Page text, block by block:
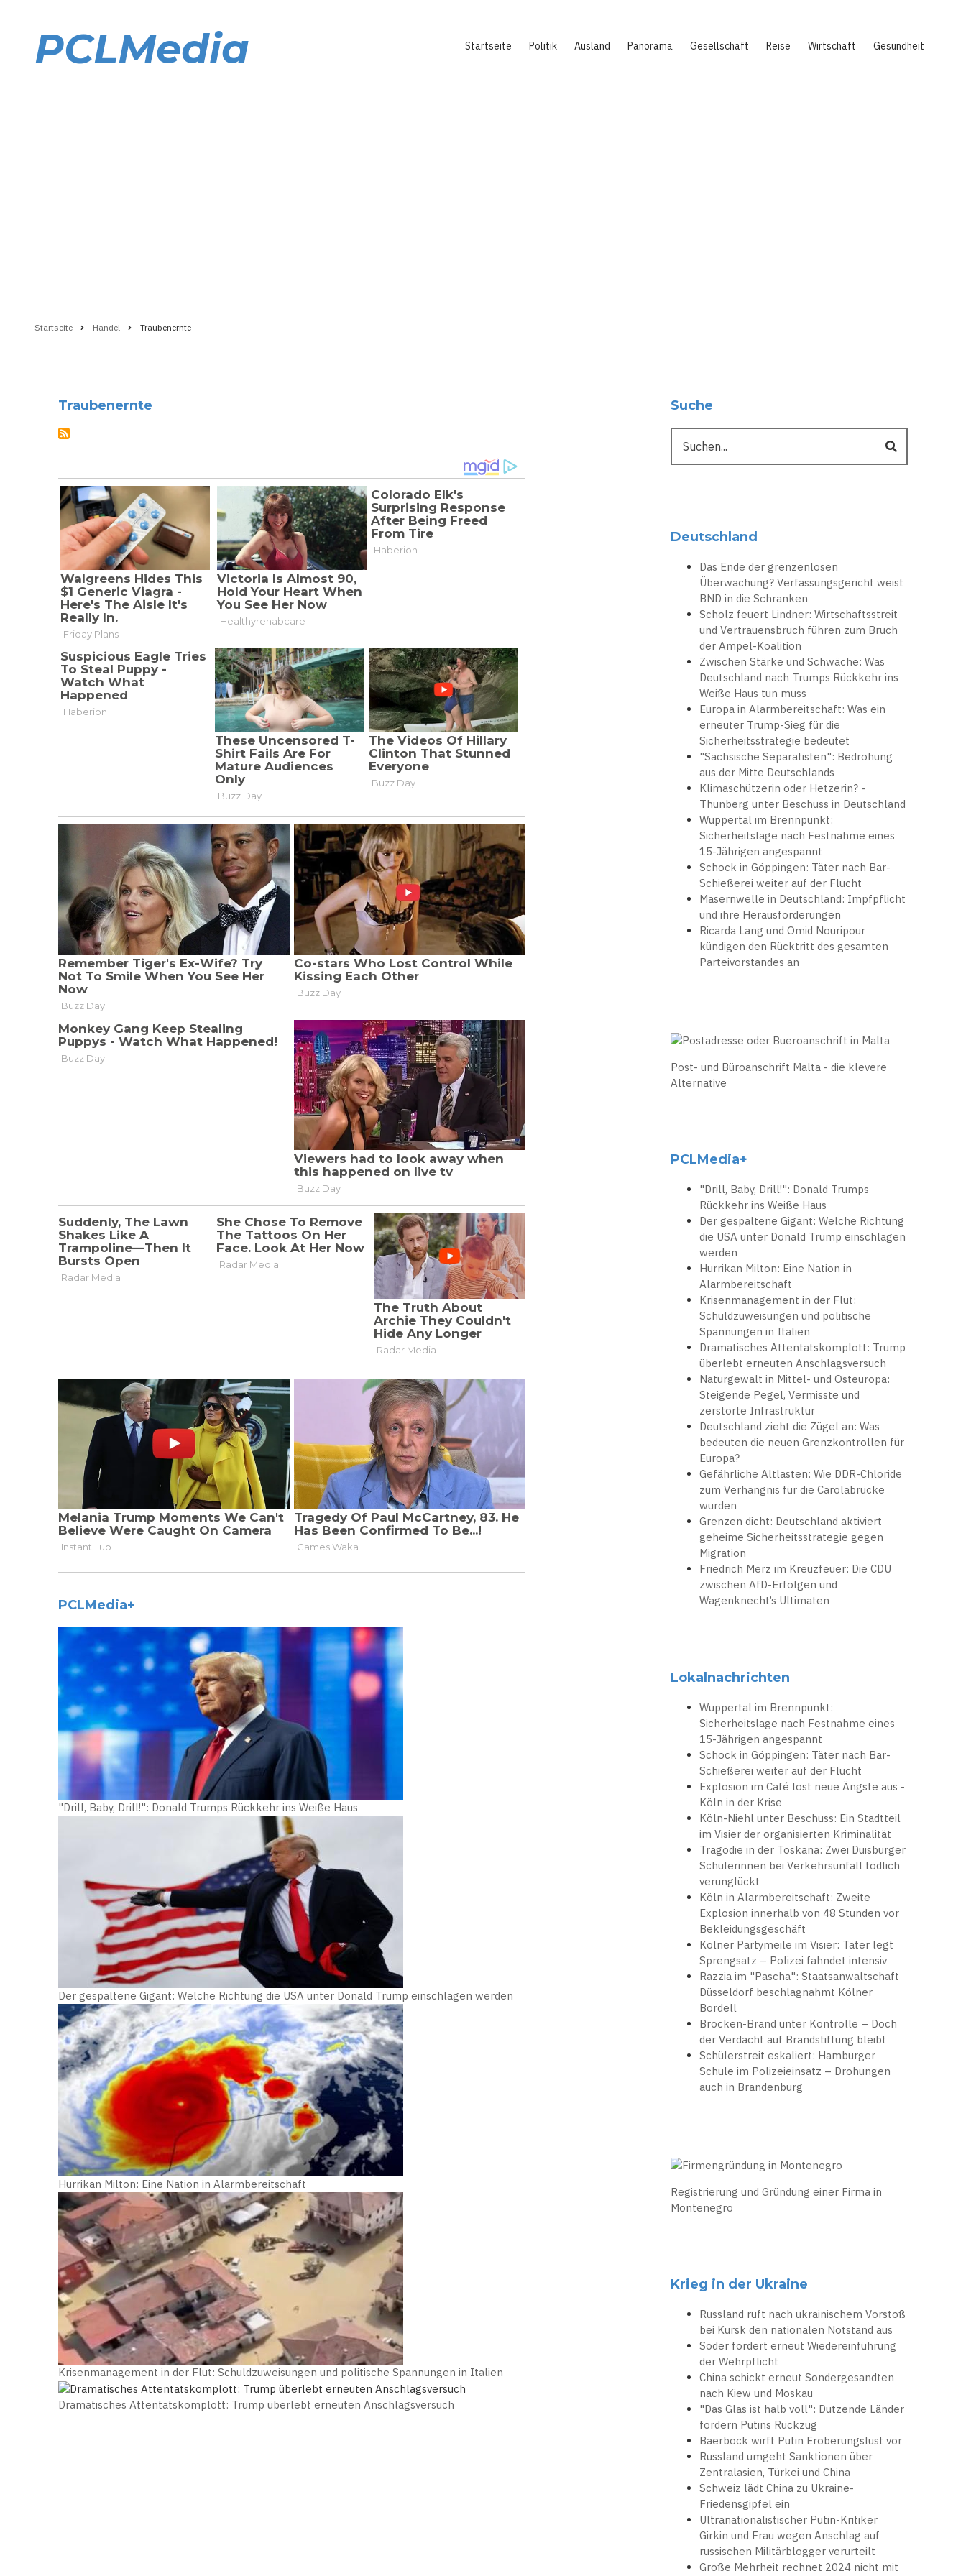
PCLMedia Startseite Politik Ausland Panorama Gesellschaft Reise Wirtschaft Gesundheit
Startseite Handel Traubenernte
Traubenernte
PCLMedia+
"Drill, Baby, Drill!": Donald Trumps Rückkehr ins Weiße Haus
Der gespaltene Gigant: Welche Richtung die USA unter Donald Trump einschlagen werden
Hurrikan Milton: Eine Nation in Alarmbereitschaft
Krisenmanagement in der Flut: Schuldzuweisungen und politische Spannungen in Italien
Dramatisches Attentatskomplott: Trump überlebt erneuten Anschlagsversuch
Suche
Deutschland
Das Ende der grenzenlosen
Überwachung? Verfassungsgericht weist
BND in die Schranken
Scholz feuert Lindner: Wirtschaftsstreit
und Vertrauensbruch führen zum Bruch
der Ampel-Koalition
Zwischen Stärke und Schwäche: Was
Deutschland nach Trumps Rückkehr ins
Weiße Haus tun muss
Europa in Alarmbereitschaft: Was ein
erneuter Trump-Sieg für die
Sicherheitsstrategie bedeutet
"Sächsische Separatisten": Bedrohung
aus der Mitte Deutschlands
Klimaschützerin oder Hetzerin? -
Thunberg unter Beschuss in Deutschland
Wuppertal im Brennpunkt:
Sicherheitslage nach Festnahme eines
15-Jährigen angespannt
Schock in Göppingen: Täter nach Bar-
Schießerei weiter auf der Flucht
Masernwelle in Deutschland: Impfpflicht
und ihre Herausforderungen
Ricarda Lang und Omid Nouripour
kündigen den Rücktritt des gesamten
Parteivorstandes an
Post- und Büroanschrift Malta - die klevere
Alternative
PCLMedia+
"Drill, Baby, Drill!": Donald Trumps
Rückkehr ins Weiße Haus
Der gespaltene Gigant: Welche Richtung
die USA unter Donald Trump einschlagen
werden
Hurrikan Milton: Eine Nation in
Alarmbereitschaft
Krisenmanagement in der Flut:
Schuldzuweisungen und politische
Spannungen in Italien
Dramatisches Attentatskomplott: Trump
überlebt erneuten Anschlagsversuch
Naturgewalt in Mittel- und Osteuropa:
Steigende Pegel, Vermisste und
zerstörte Infrastruktur
Deutschland zieht die Zügel an: Was
bedeuten die neuen Grenzkontrollen für
Europa?
Gefährliche Altlasten: Wie DDR-Chloride
zum Verhängnis für die Carolabrücke
wurden
Grenzen dicht: Deutschland aktiviert
geheime Sicherheitsstrategie gegen
Migration
Friedrich Merz im Kreuzfeuer: Die CDU
zwischen AfD-Erfolgen und
Wagenknecht’s Ultimaten
Lokalnachrichten
Wuppertal im Brennpunkt:
Sicherheitslage nach Festnahme eines
15-Jährigen angespannt
Schock in Göppingen: Täter nach Bar-
Schießerei weiter auf der Flucht
Explosion im Café löst neue Ängste aus -
Köln in der Krise
Köln-Niehl unter Beschuss: Ein Stadtteil
im Visier der organisierten Kriminalität
Tragödie in der Toskana: Zwei Duisburger
Schülerinnen bei Verkehrsunfall tödlich
verunglückt
Köln in Alarmbereitschaft: Zweite
Explosion innerhalb von 48 Stunden vor
Bekleidungsgeschäft
Kölner Partymeile im Visier: Täter legt
Sprengsatz – Polizei fahndet intensiv
Razzia im "Pascha": Staatsanwaltschaft
Düsseldorf beschlagnahmt Kölner
Bordell
Brocken-Brand unter Kontrolle – Doch
der Verdacht auf Brandstiftung bleibt
Schülerstreit eskaliert: Hamburger
Schule im Polizeieinsatz – Drohungen
auch in Brandenburg
Registrierung und Gründung einer Firma in
Montenegro
Krieg in der Ukraine
Russland ruft nach ukrainischem Vorstoß
bei Kursk den nationalen Notstand aus
Söder fordert erneut Wiedereinführung
der Wehrpflicht
China schickt erneut Sondergesandten
nach Kiew und Moskau
"Das Glas ist halb voll": Dutzende Länder
fordern Putins Rückzug
Baerbock wirft Putin Eroberungslust vor
Russland umgeht Sanktionen über
Zentralasien, Türkei und China
Schweiz lädt China zu Ukraine-
Friedensgipfel ein
Ultranationalistischer Putin-Kritiker
Girkin und Frau wegen Anschlag auf
russischen Militärblogger verurteilt
Große Mehrheit rechnet 2024 nicht mit